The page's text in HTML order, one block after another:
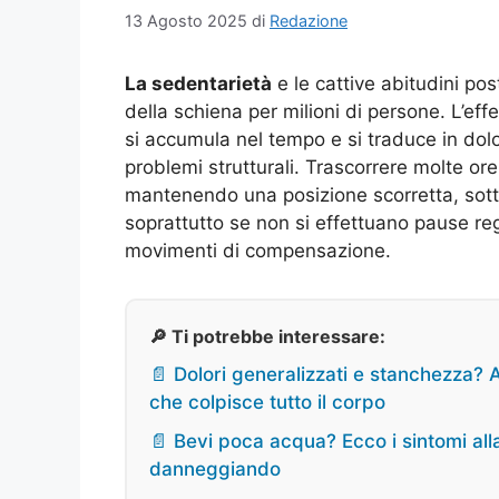
13 Agosto 2025 di Redazione
La sedentarietà e le cattive abitudini
della schiena per milioni di persone.
si accumula nel tempo e si traduce in
problemi strutturali. Trascorrere molte
mantenendo una posizione scorretta,
soprattutto se non si effettuano pause
movimenti di compensazione.
🔎 Ti potrebbe interessare:
📄 Dolori generalizzati e
che colpisce tutto il corpo
📄 Bevi poca acqua? Ecco i sintomi
danneggiando